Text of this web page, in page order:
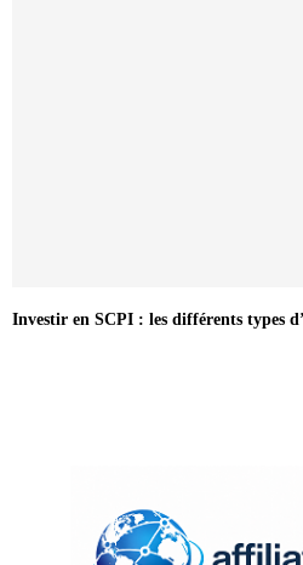
Investir en SCPI : les différents types